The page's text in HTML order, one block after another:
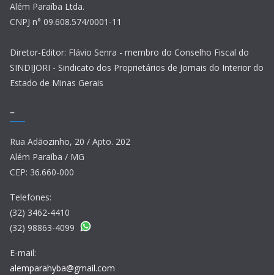
Além Paraíba Ltda.
CNPJ n° 09.608.574/0001-11
Diretor-Editor: Flávio Senra - membro do Conselho Fiscal do
SINDIJORI - Sindicato dos Proprietários de Jornais do Interior do
Estado de Minas Gerais
–
Rua Adãozinho, 20 / Apto. 202
Além Paraíba / MG
CEP: 36.660-000
Telefones:
(32) 3462-4410
(32) 98863-4099
E-mail:
alemparahyba@gmail.com